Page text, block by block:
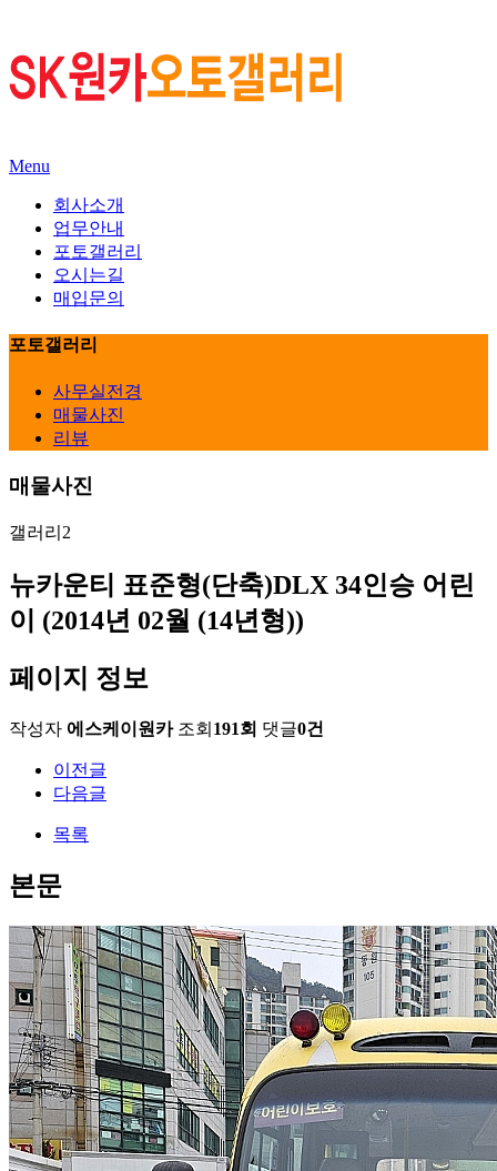
Menu
회사소개
업무안내
포토갤러리
오시는길
매입문의
포토갤러리
사무실전경
매물사진
리뷰
매물사진
갤러리2
뉴카운티 표준형(단축)DLX 34인승 어린
이 (2014년 02월 (14년형))
페이지 정보
작성자 에스케이원카 조회 191회 댓글0건
이전글
다음글
목록
본문